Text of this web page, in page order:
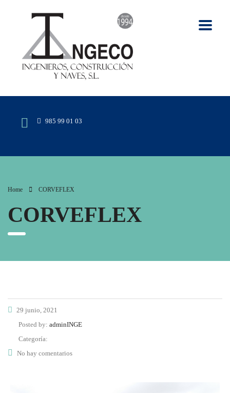
985 99 01 03
Home CORVEFLEX
CORVEFLEX
29 junio, 2021
Posted by: adminINGE
Categoría:
No hay comentarios